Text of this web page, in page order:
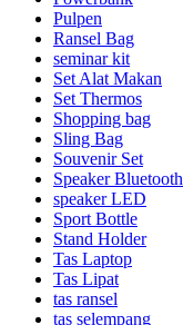
Pulpen
Ransel Bag
seminar kit
Set Alat Makan
Set Thermos
Shopping bag
Sling Bag
Souvenir Set
Speaker Bluetooth
speaker LED
Sport Bottle
Stand Holder
Tas Laptop
Tas Lipat
tas ransel
tas selempang